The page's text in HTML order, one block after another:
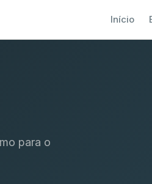
Início
para o